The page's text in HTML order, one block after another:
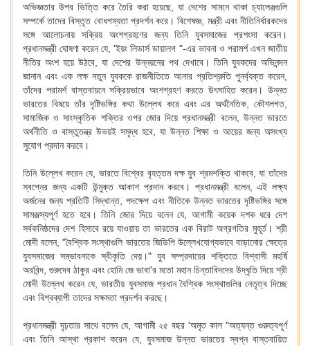
অভিজ্ঞতার উপর ভিত্তি করে তৈরি করা হয়েছে, যা দেশের সামনে থাকা চ্যালেঞ্জগুলি
সম্পর্কে তাদের বিস্তৃত বোধগম্যতা প্রদর্শন করে। বিশেষজ্ঞ, মন্ত্রী এবং নীতিনির্ধারকদের
সঙ্গে আলোচনায় সক্রিয় অংশগ্রহণের জন্য তিনি যুবসমাজের প্রশংসা করেন।
প্রধানমন্ত্রী ঘোষণা করেন যে, 'ইয়ং লিডার্স ডায়ালগ "-এর ভাবনা ও পরামর্শ এখন জাতীয়
নীতির অংশ হয়ে উঠবে, যা দেশের উন্নয়নের পথ দেখাবে। তিনি যুবকদের অভিনন্দন
জানান এবং এক লক্ষ নতুন যুবককে রাজনীতিতে আনার প্রতিশ্রুতি পুনর্ব্যক্ত করেন,
তাঁদের পরামর্শ বাস্তবায়নে সক্রিয়ভাবে অংশগ্রহণ করতে উৎসাহিত করেন। উন্নত
ভারতের বিষয়ে তাঁর দৃষ্টিভঙ্গির কথা উল্লেখ করে এবং এর অর্থনৈতিক, কৌশলগত,
সামাজিক ও সাংস্কৃতিক শক্তির ওপর জোর দিয়ে প্রধানমন্ত্রী বলেন, উন্নত ভারতে
অর্থনীতি ও বাস্তুতন্ত্র উভয়ই সমৃদ্ধ হবে, যা উন্নত শিক্ষা ও আয়ের জন্য অসংখ্য
সুযোগ প্রদান করবে।
তিনি উল্লেখ করেন যে, ভারতে বিশ্বের বৃহত্তম দক্ষ যুব শ্রমশক্তি থাকবে, যা তাঁদের
স্বপ্নের জন্য একটি উন্মুক্ত আকাশ প্রদান করবে। প্রধানমন্ত্রী বলেন, এই লক্ষ্য
অর্জনের জন্য প্রতিটি সিদ্ধান্ত, পদক্ষেপ এবং নীতিকে উন্নত ভারতের দৃষ্টিভঙ্গির সঙ্গে
সামঞ্জস্যপূর্ণ হতে হবে। তিনি জোর দিয়ে বলেন যে, আগামী কয়েক দশক ধরে দেশ
সর্বকনিষ্ঠদের দেশ হিসাবে রয়ে যাওয়ায় তা ভারতের এক বিরাট অগ্রগতির মুহূর্ত। শ্রী
মোদী বলেন, "বৈশ্বিক সংস্থাগুলি ভারতের জিডিপি উল্লেখযোগ্যভাবে বাড়ানোর ক্ষেত্রে
যুবসমাজের সম্ভাবনাকে স্বীকৃতি দেয়।" যুব সম্প্রদায়ের শক্তিতে বিশ্বাসী মহর্ষি
অরবিন্দ, গুরুদেব ঠাকুর এবং হোমি জে ভাবা'র মতো মহান চিন্তাবিদদের উদ্ধৃতি দিয়ে শ্রী
মোদী উল্লেখ করেন যে, ভারতীয় যুবসমাজ প্রধান বৈশ্বিক সংস্থাগুলির নেতৃত্ব দিচ্ছে
এবং বিশ্বব্যাপী তাদের সক্ষমতা প্রদর্শন করছে।
প্রধানমন্ত্রী দৃঢ়তার সাথে বলেন যে, আগামী ২৫ বছর 'অমৃত কাল "অত্যন্ত গুরুত্বপূর্ণ
এবং তিনি আস্থা প্রকাশ করেন যে, যুবসমাজ উন্নত ভারতের স্বপ্ন বাস্তবায়িত